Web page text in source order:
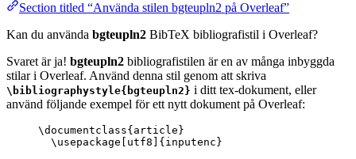
Section titled “Använda stilen bgteupln2 på Overleaf”
Kan du använda bgteupln2 BibTeX bibliografistil i Overleaf?
Svaret är ja! bgteupln2 bibliografistilen är en av många inbyggda
stilar i Overleaf. Använd denna stil genom att skriva
\bibliographystyle{bgteupln2} i ditt tex-dokument, eller
använd följande exempel för ett nytt dokument på Overleaf:
\documentclass{ article }
\usepackage
utf8 ]{ inputenc }